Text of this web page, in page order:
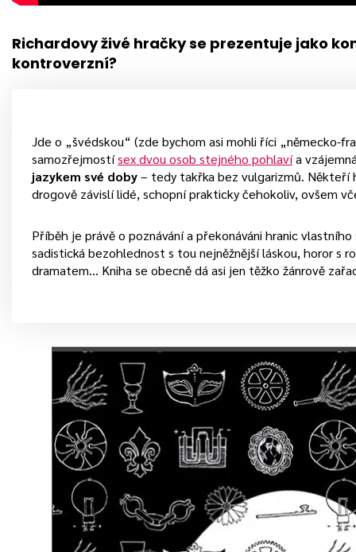
Richardovy živé hračky se prezentuje jako
kontroverzní?
Jde o „švédskou“ (zde bychom asi mohli říci „německo-
samozřejmostísex dvou osob stejného pohlavía
jazykem své doby– tedy takřka bez vulgarizmů. Někteří
drogově závislí lidé, schopní prakticky čehokoliv, ovšem
Příběh je právě o poznávání a překonáváni hranic
sadistická bezohlednost s tou nejněžnější láskou, horor s
dramatem… Kniha se obecně dá asi jen těžko žánrově